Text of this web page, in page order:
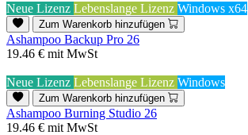
Neue Lizenz Lebenslange Lizenz Windows x64
Zum Warenkorb hinzufügen
Ashampoo Backup Pro 26
19.46 € mit MwSt
Neue Lizenz Lebenslange Lizenz Windows
Zum Warenkorb hinzufügen
Ashampoo Burning Studio 26
19.46 € mit MwSt